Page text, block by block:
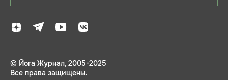
© Йога Журнал, 2005-2025
Все права защищены.